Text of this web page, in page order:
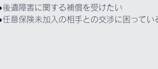
後遺障害に関する補償を受けたい
任意保険未加入の相手との交渉に困ってい